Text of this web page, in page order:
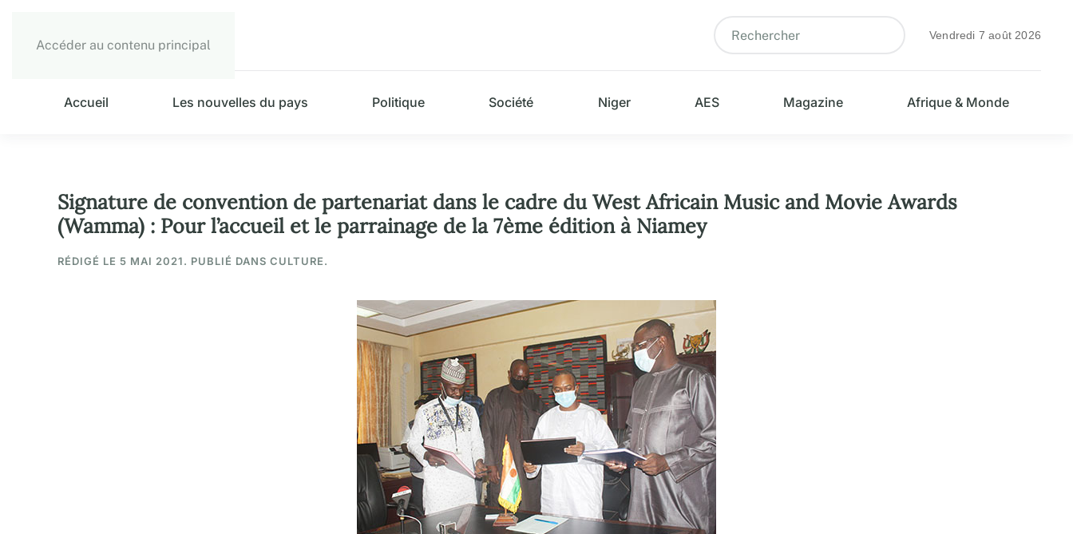
Accéder au contenu principal
Vendredi 7 août 2026
Accueil Les nouvelles du pays Politique Société Niger AES Magazine Afrique & Monde
Signature de convention de partenariat dans le cadre du West Africain Music and Movie Awards
(Wamma) : Pour l’accueil et le parrainage de la 7ème édition à Niamey
RÉDIGÉ LE 5 MAI 2021. PUBLIÉ DANS CULTURE.